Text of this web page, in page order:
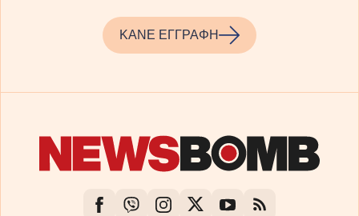
ΚΑΝΕ ΕΓΓΡΑΦΗ